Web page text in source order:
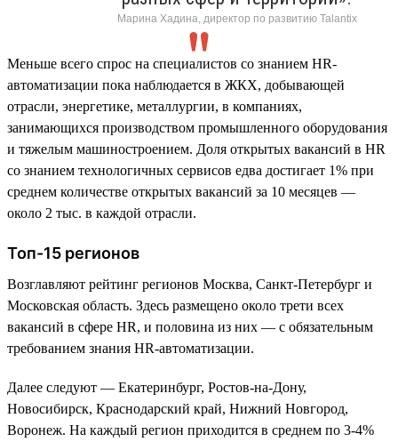
Марина Хадина, директор по развитию Talantix
Меньше всего спрос на специалистов со знанием HR-
автоматизации пока наблюдается в ЖКХ, добывающей
отрасли, энергетике, металлургии, в компаниях,
занимающихся производством промышленного оборудования
и тяжелым машиностроением. Доля открытых вакансий в HR
со знанием технологичных сервисов едва достигает 1% при
среднем количестве открытых вакансий за 10 месяцев —
около 2 тыс. в каждой отрасли.
Топ-15 регионов
Возглавляют рейтинг регионов Москва, Санкт-Петербург и
Московская область. Здесь размещено около трети всех
вакансий в сфере HR, и половина из них — с обязательным
требованием знания HR-автоматизации.
Далее следуют — Екатеринбург, Ростов-на-Дону,
Новосибирск, Краснодарский край, Нижний Новгород,
Воронеж. На каждый регион приходится в среднем по 3-4%